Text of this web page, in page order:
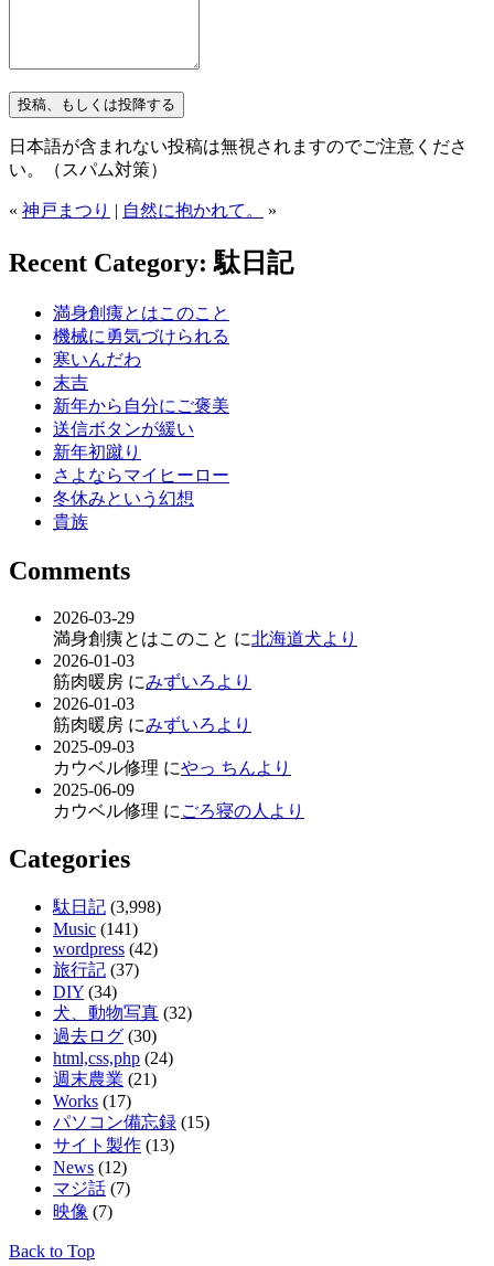
日本語が含まれない投稿は無視されますのでご注意くださ
い。（スパム対策）
« 神戸まつり | 自然に抱かれて。 »
Recent Category: 駄日記
満身創痍とはこのこと
機械に勇気づけられる
寒いんだわ
末吉
新年から自分にご褒美
送信ボタンが緩い
新年初蹴り
さよならマイヒーロー
冬休みという幻想
貴族
Comments
2026-03-29
満身創痍とはこのこと に北海道犬より
2026-01-03
筋肉暖房 にみずいろより
2026-01-03
筋肉暖房 にみずいろより
2025-09-03
カウベル修理 にやっ ちんより
2025-06-09
カウベル修理 に ごろ寝の人より
Categories
駄日記 (3,998)
Music (141)
wordpress (42)
旅行記 (37)
DIY (34)
犬、動物写真 (32)
過去ログ (30)
html,css,php (24)
週末農業 (21)
Works (17)
パソコン備忘録 (15)
サイト製作 (13)
News (12)
マジ話 (7)
映像 (7)
Back to Top